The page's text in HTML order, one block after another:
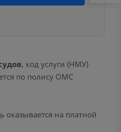
, код услуги (НМУ)
по полису ОМС
на платной